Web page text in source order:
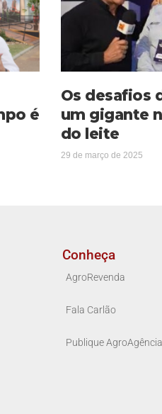
é
Os desafios
um gigante
do leite
29 de março de 2025
Conheça
AgroRevenda
Fala Carlão
Publique AgroAgência